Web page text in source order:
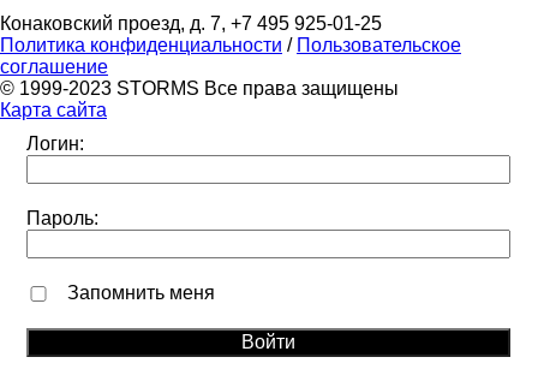
Конаковский проезд, д. 7, +7 495 925-01-25
Политика конфиденциальности / Пользовательское
соглашение
© 1999-2023 STORMS Все права защищены
Карта сайта
Логин:
Пароль:
Запомнить меня